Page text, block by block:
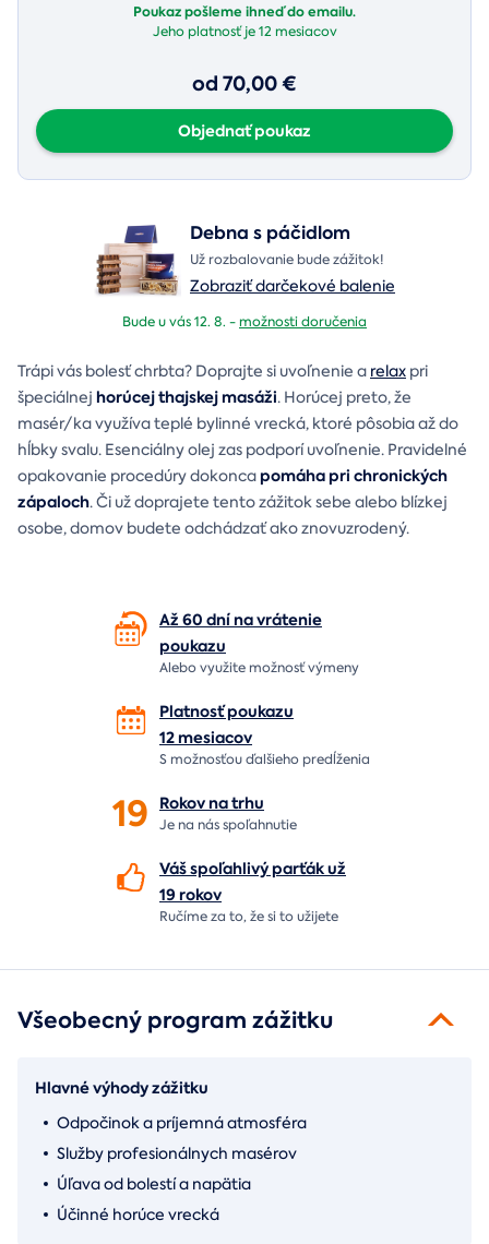
Poukaz pošleme ihneď do emailu.
Jeho platnosť je12 mesiacov
od 70,00 €
Objednať poukaz
Debna s páčidlom
Už rozbalovanie bude zážitok!
Zobraziť darčekové balenie
Bude u vás 12. 8. -možnosti doručenia
Trápi vás bolesť chrbta? Doprajte si uvoľnenie a relax pri
špeciálnej horúcej thajskej masáži. Horúcej preto, že
masér/ka využíva teplé bylinné vrecká, ktoré pôsobia až do
hĺbky svalu. Esenciálny olej zas podporí uvoľnenie. Pravidelné
opakovanie procedúry dokoncapomáha pri chronických
zápaloch. Či už doprajete tento zážitok sebe alebo blízkej
osobe, domov budete odchádzať ako znovuzrodený.
Až 60 dní na vrátenie
poukazu
Alebo využite možnosť výmeny
Platnosť poukazu
12 mesiacov
S možnosťou ďalšieho predĺženia
19 Rokov natrhu
Je na násspoľahnutie
Váš spoľahlivý parťák už
19 rokov
Ručíme za to,že si to užijete
Všeobecný program zážitku
Hlavné výhody zážitku
Odpočinok a príjemná atmosféra
Služby profesionálnych masérov
Úľava od bolestí a napätia
Účinné horúce vrecká